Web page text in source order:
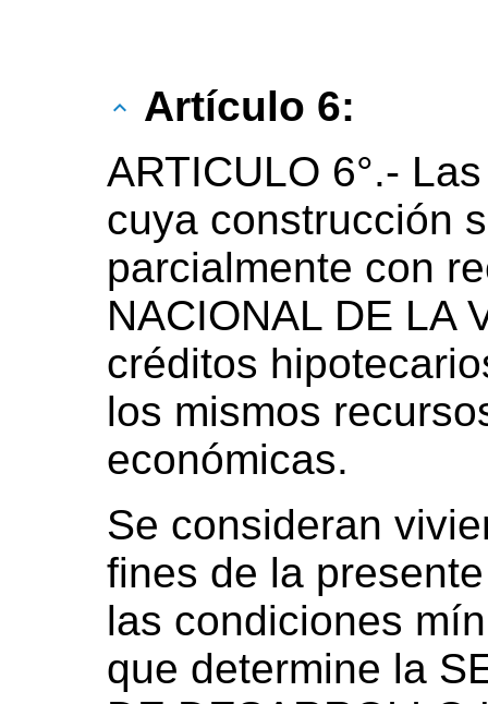
Artículo 6:
ARTICULO 6°.-
cuya construcción
parcialmente con
NACIONAL DE LA
créditos
los mismos
económicas.
Se consideran
fines de la
las condiciones
que determine la